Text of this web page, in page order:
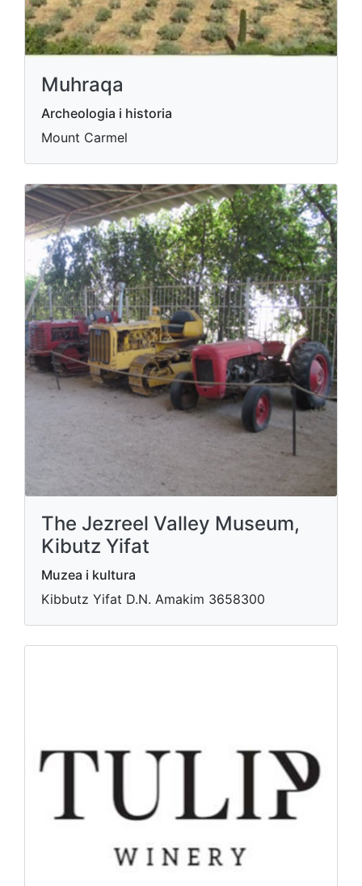
Muhraqa
Archeologia i historia
Mount Carmel
The Jezreel Valley Museum,
Kibutz Yifat
Muzea i kultura
Ki​bbutz Yifat D.N. Amakim 3658300